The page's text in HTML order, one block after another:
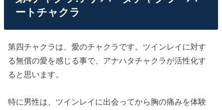
ートチャクラ
第四チャクラは、愛のチャクラです。ツインレイに対す
る無償の愛を感じる事で、アナハタチャクラが活性化す
ると思います。
特に男性は、ツインレイに出会ってから胸の痛みを体験